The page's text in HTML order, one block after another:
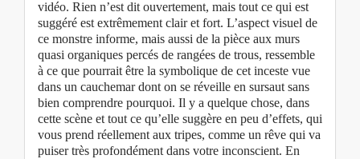
vidéo. Rien n’est dit ouvertement, mais tout ce qui est
suggéré est extrêmement clair et fort. L’aspect visuel de
ce monstre informe, mais aussi de la pièce aux murs
quasi organiques percés de rangées de trous, ressemble
à ce que pourrait être la symbolique de cet inceste vue
dans un cauchemar dont on se réveille en sursaut sans
bien comprendre pourquoi. Il y a quelque chose, dans
cette scène et tout ce qu’elle suggère en peu d’effets, qui
vous prend réellement aux tripes, comme un rêve qui va
puiser très profondément dans votre inconscient. En